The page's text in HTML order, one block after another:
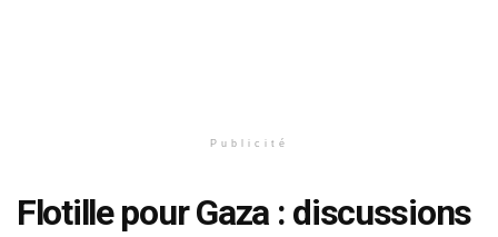
Publicité
Flotille pour Gaza : discussions